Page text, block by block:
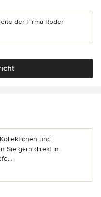
der Firma Roder-
und
Sie gern direkt in